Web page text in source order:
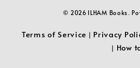
© 2026 ILHAM Books.
Terms of Service | Privacy
| How